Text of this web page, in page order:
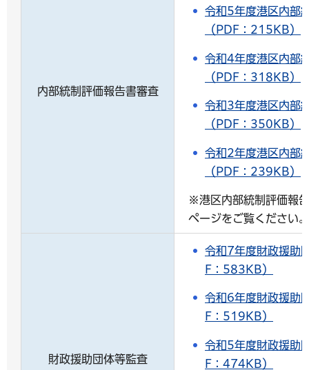
内部統制評価報告書審査
令和5年度港区内部
（PDF：215KB）
令和4年度港区内部
（PDF：318KB）
令和3年度港区内部
（PDF：350KB）
令和2年度港区内部
（PDF：239KB）
※港区内部統制評価報
ページをご覧ください。
財政援助団体等監査
令和7年度財政援助
F：583KB）
令和6年度財政援助
F：519KB）
令和5年度財政援助
F：474KB）